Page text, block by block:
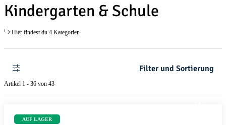
Kindergarten & Schule
Hier findest du 4 Kategorien
Filter und Sortierung
Artikel 1 - 36 von 43
AUF LAGER